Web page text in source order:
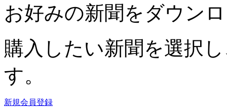
お好みの新聞をダウン
購入したい新聞を選択
す。
新規会員登録